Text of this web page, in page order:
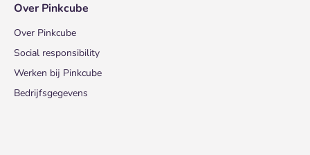
Over Pinkcube
Over Pinkcube
Social responsibility
Werken bij Pinkcube
Bedrijfsgegevens